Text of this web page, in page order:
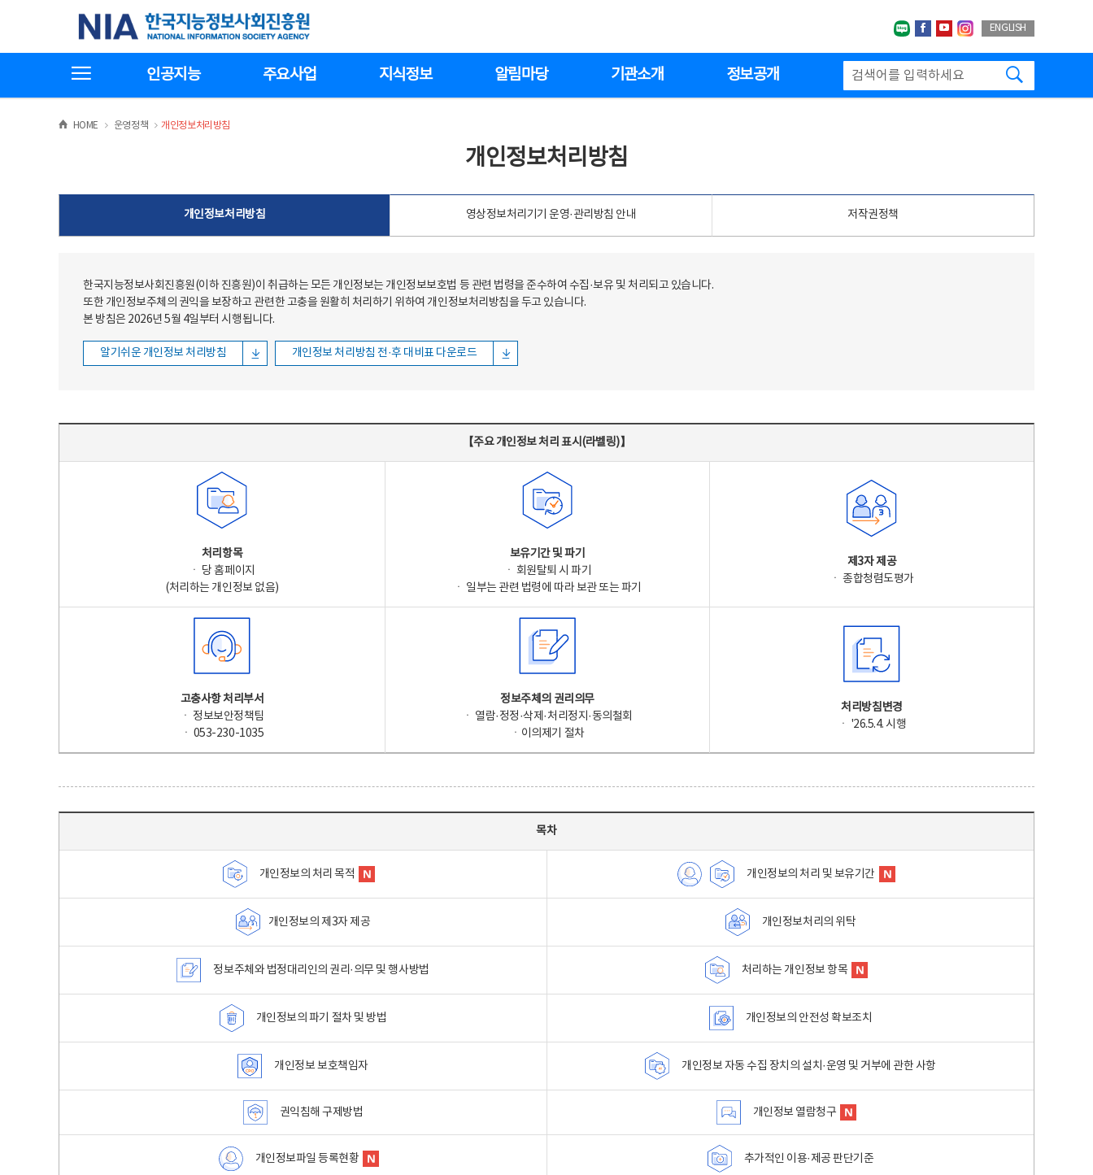
한국지능정보사회진흥원
네이버블로그
페이스북
유투브인스타그랩
ENGLISH
인공지능 주요사업 지식정보 알림마당 기관소개 정보공개
HOME >운영정책 >
개인정보처리방침
개인정보처리방침
개인정보처리방침 영상정보처리기기 운영·관리방침 안내 저작권정책
한국지능정보사회진흥원(이하 진흥원)이 취급하는 모든 개인정보는 개인정보보호법 등 관련 법령을 준수하여 수집·보유 및 처리되고 있습니다.
또한 개인정보주체의 권익을 보장하고 관련한 고충을 원활히 처리하기 위하여 개인정보처리방침을 두고 있습니다.
본 방침은 2026년 5월 4일부터 시행됩니다.
알기쉬운 개인정보 처리방침 개인정보 처리방침 전·후 대비표 다운로드
【주요 개인정보 처리 표시(라벨링)】
처리항목
ㆍ 당 홈페이지
(처리하는 개인정보 없음)
보유기간 및 파기
ㆍ 회원탈퇴 시 파기
ㆍ 일부는 관련 법령에 따라 보관 또는 파기
제3자 제공
ㆍ 종합청렴도평가
고충사항 처리부서
ㆍ 정보보안정책팀
ㆍ 053-230-1035
정보주체의 권리의무
ㆍ 열람·정정·삭제·처리정지·동의철회
ㆍ이의제기 절차
처리방침변경
ㆍ '26.5.4. 시행
목차
개인정보의 처리 목적 개인정보의 처리 및 보유기간
개인정보의 제3자 제공 개인정보처리의 위탁
정보주체와 법정대리인의 권리·의무 및 행사방법 처리하는 개인정보 항목
개인정보의 파기 절차 및 방법 개인정보의 안전성 확보조치
개인정보 보호책임자 개인정보 자동 수집 장치의 설치·운영 및 거부에 관한 사항
권익침해 구제방법 개인정보 열람청구
개인정보파일 등록현황 추가적인 이용·제공 판단기준